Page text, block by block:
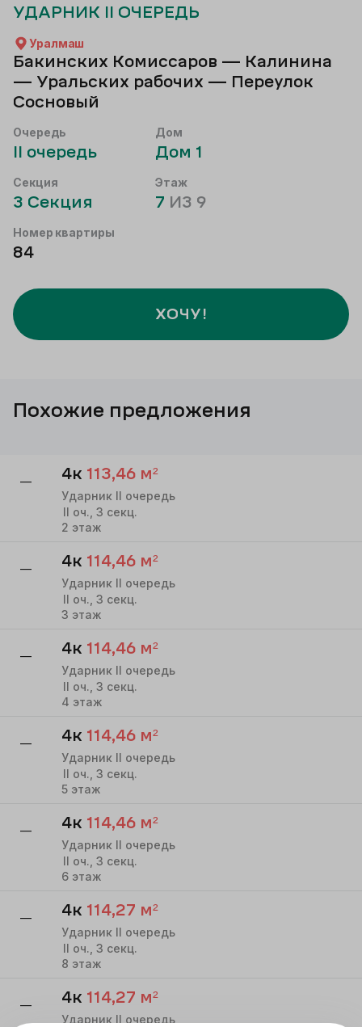
УДАРНИК II ОЧЕРЕДЬ
Уралмаш
Бакинских Комиссаров — Калинина
— Уральских рабочих — Переулок
Сосновый
Очередь
II очередь
Дом
Дом 1
Секция
3 Секция
Этаж
7 ИЗ 9
Номер квартиры
84
ХОЧУ!
Похожие предложения
— 4к 113,46 м²
Ударник II очередь
II оч., 3 секц.
2 этаж
— 4к 114,46 м²
Ударник II очередь
II оч., 3 секц.
3 этаж
— 4к 114,46 м²
Ударник II очередь
II оч., 3 секц.
4 этаж
— 4к 114,46 м²
Ударник II очередь
II оч., 3 секц.
5 этаж
— 4к 114,46 м²
Ударник II очередь
II оч., 3 секц.
6 этаж
— 4к 114,27 м²
Ударник II очередь
II оч., 3 секц.
8 этаж
— 4к 114,27 м²
Ударник II очередь